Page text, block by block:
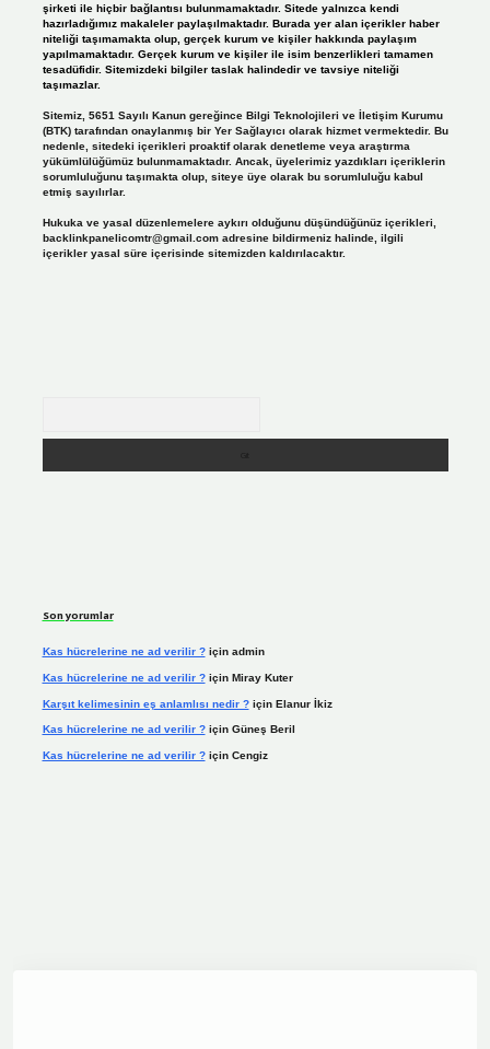
şirketi ile hiçbir bağlantısı bulunmamaktadır. Sitede yalnızca kendi
hazırladığımız makaleler paylaşılmaktadır. Burada yer alan içerikler haber
niteliği taşımamakta olup, gerçek kurum ve kişiler hakkında paylaşım
yapılmamaktadır. Gerçek kurum ve kişiler ile isim benzerlikleri tamamen
tesadüfidir. Sitemizdeki bilgiler taslak halindedir ve tavsiye niteliği
taşımazlar.
Sitemiz, 5651 Sayılı Kanun gereğince Bilgi Teknolojileri ve İletişim Kurumu
(BTK) tarafından onaylanmış bir Yer Sağlayıcı olarak hizmet vermektedir. Bu
nedenle, sitedeki içerikleri proaktif olarak denetleme veya araştırma
yükümlülüğümüz bulunmamaktadır. Ancak, üyelerimiz yazdıkları içeriklerin
sorumluluğunu taşımakta olup, siteye üye olarak bu sorumluluğu kabul
etmiş sayılırlar.
Hukuka ve yasal düzenlemelere aykırı olduğunu düşündüğünüz içerikleri,
backlinkpanelicomtr@gmail.comadresine bildirmeniz halinde, ilgili
içerikler yasal süre içerisinde sitemizden kaldırılacaktır.
Son yorumlar
Kas hücrelerine ne ad verilir ?için admin
Kas hücrelerine ne ad verilir ?için Miray Kuter
Karşıt kelimesinin eş anlamlısı nedir ?için Elanur İkiz
Kas hücrelerine ne ad verilir ?için Güneş Beril
Kas hücrelerine ne ad verilir ?için Cengiz